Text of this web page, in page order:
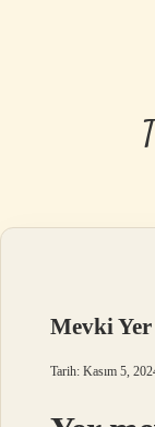
Mevki
Tarih: Kasım 5,